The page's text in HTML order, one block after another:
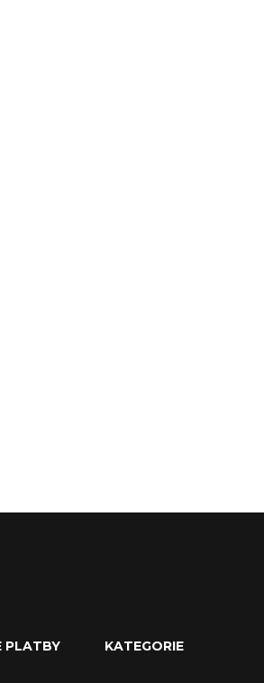
PLATBY KATEGORIE